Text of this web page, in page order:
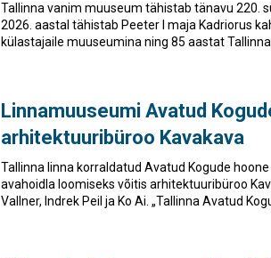
Tallinna vanim muuseum tähistab tänavu 220.
2026. aastal tähistab Peeter I maja Kadriorus
külastajaile muuseumina ning 85 aastat Tallinna
Linnamuuseumi Avatud
arhitektuuribüroo Kavakava
Tallinna linna korraldatud Avatud Kogude
avahoidla loomiseks võitis arhitektuuribüroo
Vallner, Indrek Peil ja Ko Ai. „Tallinna Avatud